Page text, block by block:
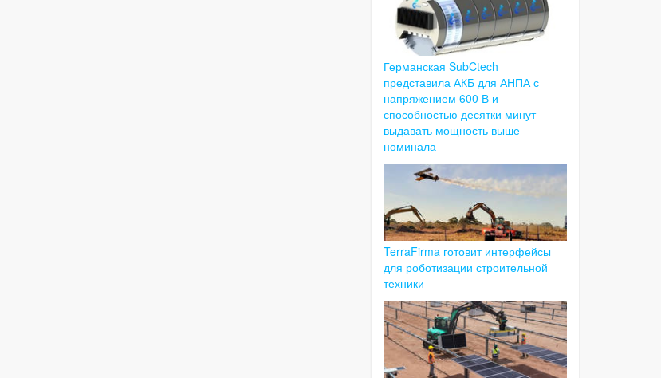
Германская SubCtech
представила АКБ для АНПА с
напряжением 600 В и
способностью десятки минут
выдавать мощность выше
номинала
TerraFirma готовит интерфейсы
для роботизации строительной
техники